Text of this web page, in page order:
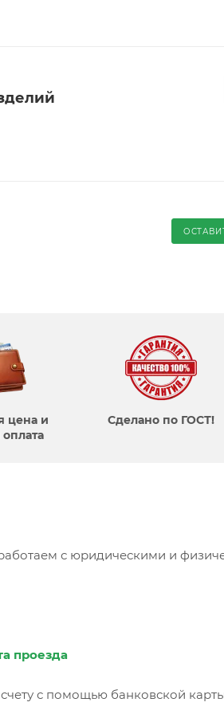
цена и
Сделано по ГОСТ!
с юридическими и
проезда
с помощью банковской